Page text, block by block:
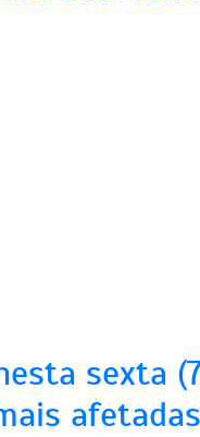
sexta
afetadas